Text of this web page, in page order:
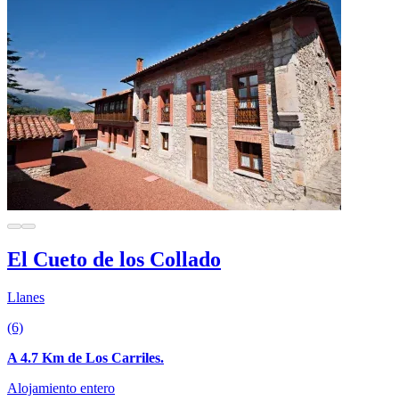
El Cueto de los Collado
Llanes
(6)
A 4.7 Km de Los Carriles.
Alojamiento entero